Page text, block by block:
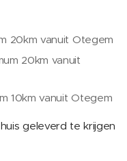
20km vanuit Otegem
20km vanuit
10km vanuit Otegem
geleverd te krijgen